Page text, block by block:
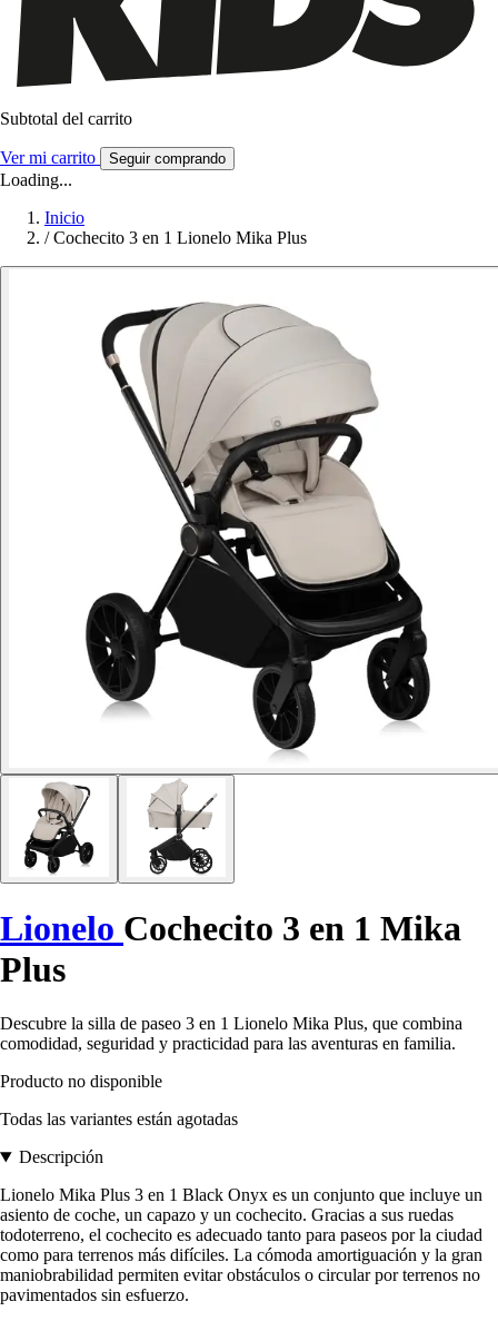
Subtotal del carrito
Ver mi carrito Seguir comprando
Loading...
Inicio
/ Cochecito 3 en 1 Lionelo Mika Plus
Lionelo Cochecito 3 en 1 Mika
Plus
Descubre la silla de paseo 3 en 1 Lionelo Mika Plus, que combina
comodidad, seguridad y practicidad para las aventuras en familia.
Producto no disponible
Todas las variantes están agotadas
Descripción
Lionelo Mika Plus 3 en 1 Black Onyx es un conjunto que incluye un
asiento de coche, un capazo y un cochecito. Gracias a sus ruedas
todoterreno, el cochecito es adecuado tanto para paseos por la ciudad
como para terrenos más difíciles. La cómoda amortiguación y la gran
maniobrabilidad permiten evitar obstáculos o circular por terrenos no
pavimentados sin esfuerzo.